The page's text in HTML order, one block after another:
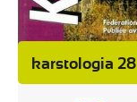
karstologia 28